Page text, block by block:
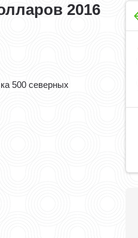
2016
500 северных